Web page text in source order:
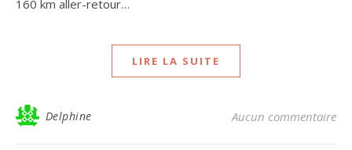
160 km aller-retour…
LIRE LA SUITE
Delphine Aucun commentaire